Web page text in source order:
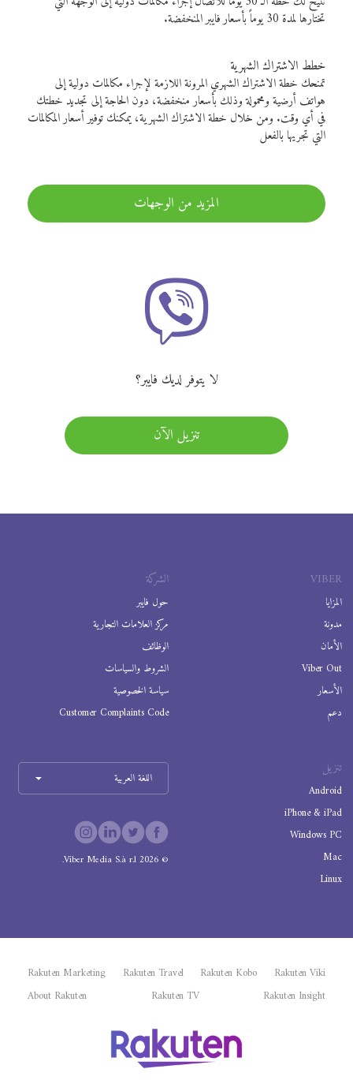
تختارها لمدة 30 يوماً بأسعار فايبر المنخفضة.
خطط الاشتراك الشهرية
تمنحك خطة الاشتراك الشهري المرونة اللازمة لإجراء مكالمات دولية إلى
هواتف أرضية ومحمولة وذلك بأسعار منخفضة، دون الحاجة إلى تجديد خطتك
في أي وقت. ومن خلال خطة الاشتراك الشهرية، يمكنك توفير أسعار المكالمات
التي تجريها بالفعل
المزيد من الوجهات
لا يتوفر لديك فايبر؟
تنزيل الآن
VIBER
المزايا
مدونة
الأمان
Viber Out
الأسعار
دعم
الشركة
حول فايبر
مركز العلامات التجارية
الوظائف
الشروط والسياسات
سياسة الخصوصية
Customer Complaints Code
تنزيل
Android
iPhone & iPad
Windows PC
Mac
Linux
اللغة العربية
©
2026
Viber Media S.à r.l.
Rakuten Viki
Rakuten Kobo
Rakuten Travel
Rakuten Marketing
Rakuten Insight
Rakuten TV
About Rakuten